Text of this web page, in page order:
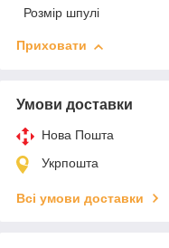
Розмір шпулі
Приховати
Умови доставки
Нова Пошта
Укрпошта
Всі умови доставки